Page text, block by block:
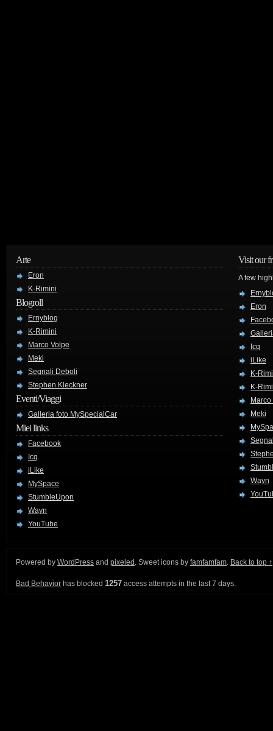
Arte
Eron
K-Rimini
Blogroll
Ernyblog
K-Rimini
Marco Volpe
Meki
Segnali Deboli
Stephen Kleckner
Eventi/Viaggi
Galleria foto MySpecialCar
Miei links
Facebook
Icq
iLike
MySpace
StumbleUpon
Wayn
YouTube
Visit our
A few
Eron
Icq
iLike
K-
K-
Meki
Wayn
Powered by WordPress and pixeled . Sweet icons by famfamfam. Back to top ↑
Bad Behavior has blocked 1257 access attempts in the last 7 days.